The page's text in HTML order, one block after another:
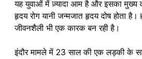
यह युवाओं में ज़्यादा आम है और इसका मुख्य
हृदय रोग यानी जन्मजात हृदय दोष होता
जीवनशैली भी एक कारक बन रही है।
इंदौर मामले में 23 साल की एक लड़की के